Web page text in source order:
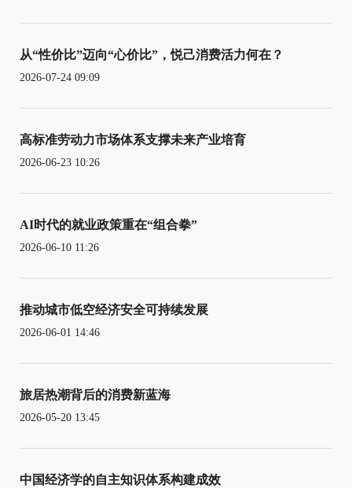
从“性价比”迈向“心价比”，悦己消费活力何在？
2026-07-24 09:09
高标准劳动力市场体系支撑未来产业培育
2026-06-23 10:26
AI时代的就业政策重在“组合拳”
2026-06-10 11:26
推动城市低空经济安全可持续发展
2026-06-01 14:46
旅居热潮背后的消费新蓝海
2026-05-20 13:45
中国经济学的自主知识体系构建成效